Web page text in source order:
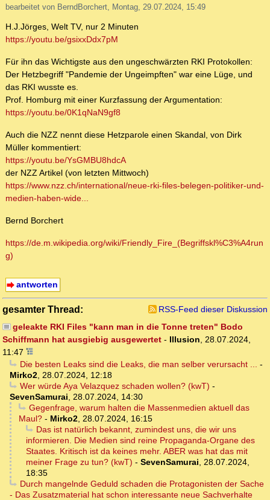
bearbeitet von BerndBorchert, Montag, 29.07.2024, 15:49
H.J.Jörges, Welt TV, nur 2 Minuten
https://youtu.be/gsixxDdx7pM
Für ihn das Wichtigste aus den ungeschwärzten RKI Protokollen:
Der Hetzbegriff "Pandemie der Ungeimpften" war eine Lüge, und
das RKI wusste es.
Prof. Homburg mit einer Kurzfassung der Argumentation:
https://youtu.be/0K1qNaN9gf8
Auch die NZZ nennt diese Hetzparole einen Skandal, von Dirk
Müller kommentiert:
https://youtu.be/YsGMBU8hdcA
der NZZ Artikel (von letzten Mittwoch)
https://www.nzz.ch/international/neue-rki-files-belegen-politiker-und-
medien-haben-wide...
Bernd Borchert
https://de.m.wikipedia.org/wiki/Friendly_Fire_(Begriffskl%C3%A4run
g)
antworten
gesamter Thread:
RSS-Feed dieser Diskussion
geleakte RKI Files "kann man in die Tonne treten" Bodo
Schiffmann hat ausgiebig ausgewertet - Illusion, 28.07.2024,
11:47
Die besten Leaks sind die Leaks, die man selber verursacht ... -
Mirko2, 28.07.2024, 12:18
Wer würde Aya Velazquez schaden wollen? (kwT) -
SevenSamurai, 28.07.2024, 14:30
Gegenfrage, warum halten die Massenmedien aktuell das
Maul? - Mirko2, 28.07.2024, 16:15
Das ist natürlich bekannt, zumindest uns, die wir uns
informieren. Die Medien sind reine Propaganda-Organe des
Staates. Kritisch ist da keines mehr. ABER was hat das mit
meiner Frage zu tun? (kwT) - SevenSamurai, 28.07.2024,
18:35
Durch mangelnde Geduld schaden die Protagonisten der Sache
- Das Zusatzmaterial hat schon interessante neue Sachverhalte